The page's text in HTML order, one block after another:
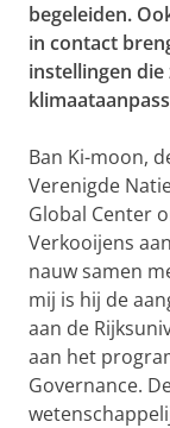
begeleiden.
in contact
instellingen
Ban Ki-moon,
Verenigde
Global Center
Verkooijens
nauw samen
mij is hij de
aan de
aan het
Governance.